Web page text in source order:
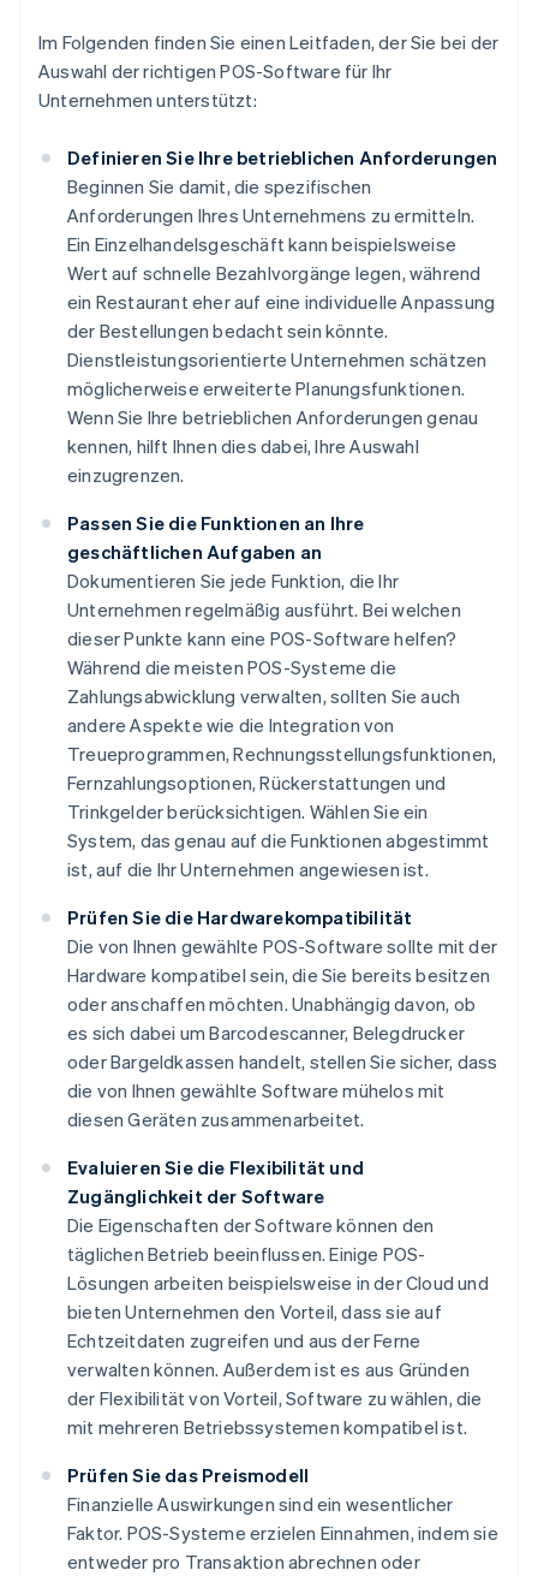
Im Folgenden finden Sie einen Leitfaden, der Sie bei der
Auswahl der richtigen POS-Software für Ihr
Unternehmen unterstützt:
Definieren Sie Ihre betrieblichen Anforderungen
Beginnen Sie damit, die spezifischen
Anforderungen Ihres Unternehmens zu ermitteln.
Ein Einzelhandelsgeschäft kann beispielsweise
Wert auf schnelle Bezahlvorgänge legen, während
ein Restaurant eher auf eine individuelle Anpassung
der Bestellungen bedacht sein könnte.
Dienstleistungsorientierte Unternehmen schätzen
möglicherweise erweiterte Planungsfunktionen.
Wenn Sie Ihre betrieblichen Anforderungen genau
kennen, hilft Ihnen dies dabei, Ihre Auswahl
einzugrenzen.
Passen Sie die Funktionen an Ihre
geschäftlichen Aufgaben an
Dokumentieren Sie jede Funktion, die Ihr
Unternehmen regelmäßig ausführt. Bei welchen
dieser Punkte kann eine POS-Software helfen?
Während die meisten POS-Systeme die
Zahlungsabwicklung verwalten, sollten Sie auch
andere Aspekte wie die Integration von
Treueprogrammen, Rechnungsstellungsfunktionen,
Fernzahlungsoptionen, Rückerstattungen und
Trinkgelder berücksichtigen. Wählen Sie ein
System, das genau auf die Funktionen abgestimmt
ist, auf die Ihr Unternehmen angewiesen ist.
Prüfen Sie die Hardwarekompatibilität
Die von Ihnen gewählte POS-Software sollte mit der
Hardware kompatibel sein, die Sie bereits besitzen
oder anschaffen möchten. Unabhängig davon, ob
es sich dabei um Barcodescanner, Belegdrucker
oder Bargeldkassen handelt, stellen Sie sicher, dass
die von Ihnen gewählte Software mühelos mit
diesen Geräten zusammenarbeitet.
Evaluieren Sie die Flexibilität und
Zugänglichkeit der Software
Die Eigenschaften der Software können den
täglichen Betrieb beeinflussen. Einige POS-
Lösungen arbeiten beispielsweise in der Cloud und
bieten Unternehmen den Vorteil, dass sie auf
Echtzeitdaten zugreifen und aus der Ferne
verwalten können. Außerdem ist es aus Gründen
der Flexibilität von Vorteil, Software zu wählen, die
mit mehreren Betriebssystemen kompatibel ist.
Prüfen Sie das Preismodell
Finanzielle Auswirkungen sind ein wesentlicher
Faktor. POS-Systeme erzielen Einnahmen, indem sie
entweder pro Transaktion abrechnen oder